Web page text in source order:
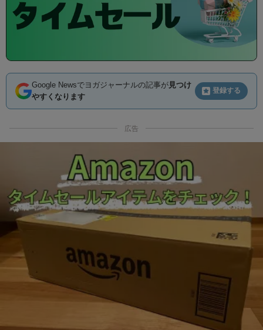
Google Newsでヨガジャーナルの記事が見つけ
やすくなります
登録する
広告